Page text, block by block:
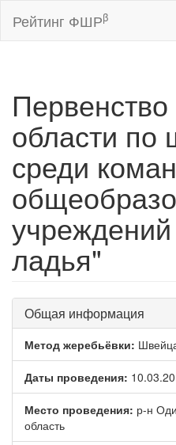
Рейтинг ФШРβ
области по
среди
ладья"
Общая информация
Метод жеребьёвки:
Даты проведения:
Место проведения: р-н
область